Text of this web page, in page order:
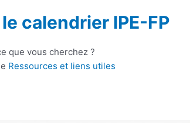
calendrier IPE-FP
que vous cherchez ?
Ressources et liens utiles